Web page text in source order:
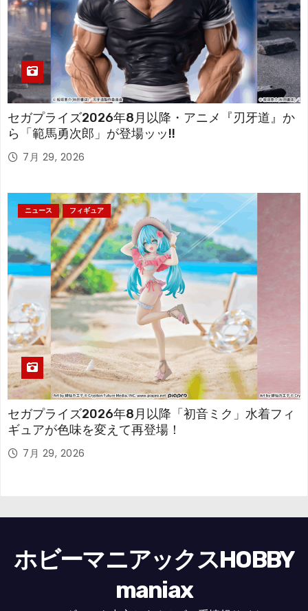
セガプライズ2026年8月以降・アニメ『刃牙道』か
ら「範馬勇次郎」が登場ッッ!!
7月 29, 2026
ニュース フィギュア
セガプライズ2026年8月以降「初音ミク」水着フィ
ギュアが色味を変えて再登場！
7月 29, 2026
ホビーマニアックスHOBBY
maniax